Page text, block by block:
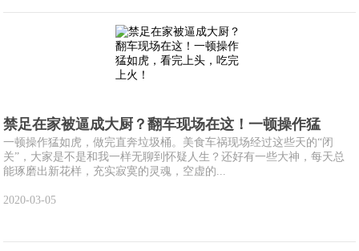
禁足在家被逼成大厨？翻车现场在这！一顿操作猛
一顿操作猛如虎，做完直奔垃圾桶。美食车祸现场经过这些天的“闭
关”，大家是不是和我一样无聊到怀疑人生？还好有一些大神，每天总
能琢磨出新花样，充实寂寞的灵魂，空虚的...
2020-03-05